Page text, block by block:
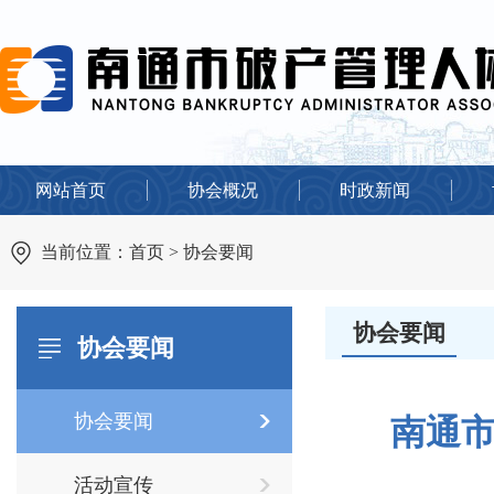
网站首页 协会概况 时政新闻
当前位置： 首页 > 协会要闻
协会要闻
协会要闻
活动宣传
协会要闻
南通